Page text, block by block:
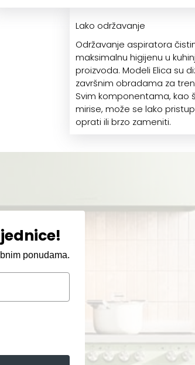
Lako održavanje
Održavanje aspiratora
maksimalnu higijenu u
proizvoda. Modeli Elica su
završnim obradama za
Svim komponentama, kao
mirise, može se lako
oprati ili brzo zameniti.
ponudama.